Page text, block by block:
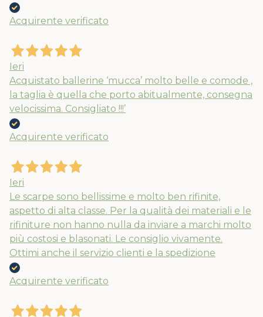
Acquirente verificato
Ieri
Acquistato ballerine ‘mucca’ molto belle e comode ,
la taglia è quella che porto abitualmente, consegna
velocissima. Consigliato !!!’
Acquirente verificato
Ieri
Le scarpe sono bellissime e molto ben rifinite,
aspetto di alta classe. Per la qualità dei materiali e le
rifiniture non hanno nulla da inviare a marchi molto
più costosi e blasonati. Le consiglio vivamente.
Ottimi anche il servizio clienti e la spedizione
Acquirente verificato
Spedizioni garantite prima della
chiusura solo per gli ordini effettuati
entro il 5/08
APPROFITTANE ORA